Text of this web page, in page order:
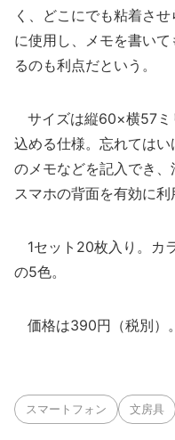
く、どこにでも粘着さ
に使用し、メモを書い
るのも利点だという。
サイズは縦60×横57ミ
込める仕様。忘れては
のメモなどを記入でき、
スマホの背面を有効に利
1セット20枚入り。カ
の5色。
価格は390円（税別）。
スマートフォン 文房具